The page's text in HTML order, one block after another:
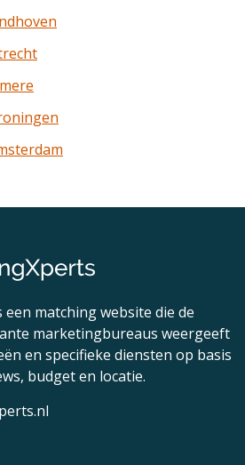
matching website die de
marketingbureaus weergeeft
en specifieke diensten op basis
budget en locatie.